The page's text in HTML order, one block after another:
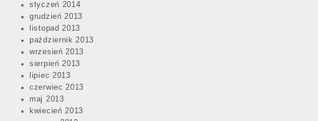
styczeń 2014
grudzień 2013
listopad 2013
październik 2013
wrzesień 2013
sierpień 2013
lipiec 2013
czerwiec 2013
maj 2013
kwiecień 2013